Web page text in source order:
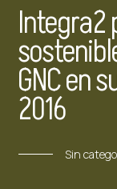
Integra2
GNC en
2016
Sin